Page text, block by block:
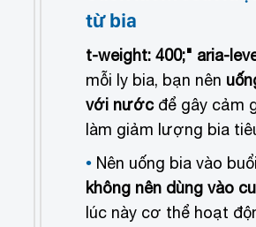
từ bia
t-weight: 400;" aria-
mỗi ly bia, bạn nên
với nướcđể gây cảm
làm giảm lượng bia
Nên uống bia vào
không nên dùng vào
lúc này cơ thể hoạt